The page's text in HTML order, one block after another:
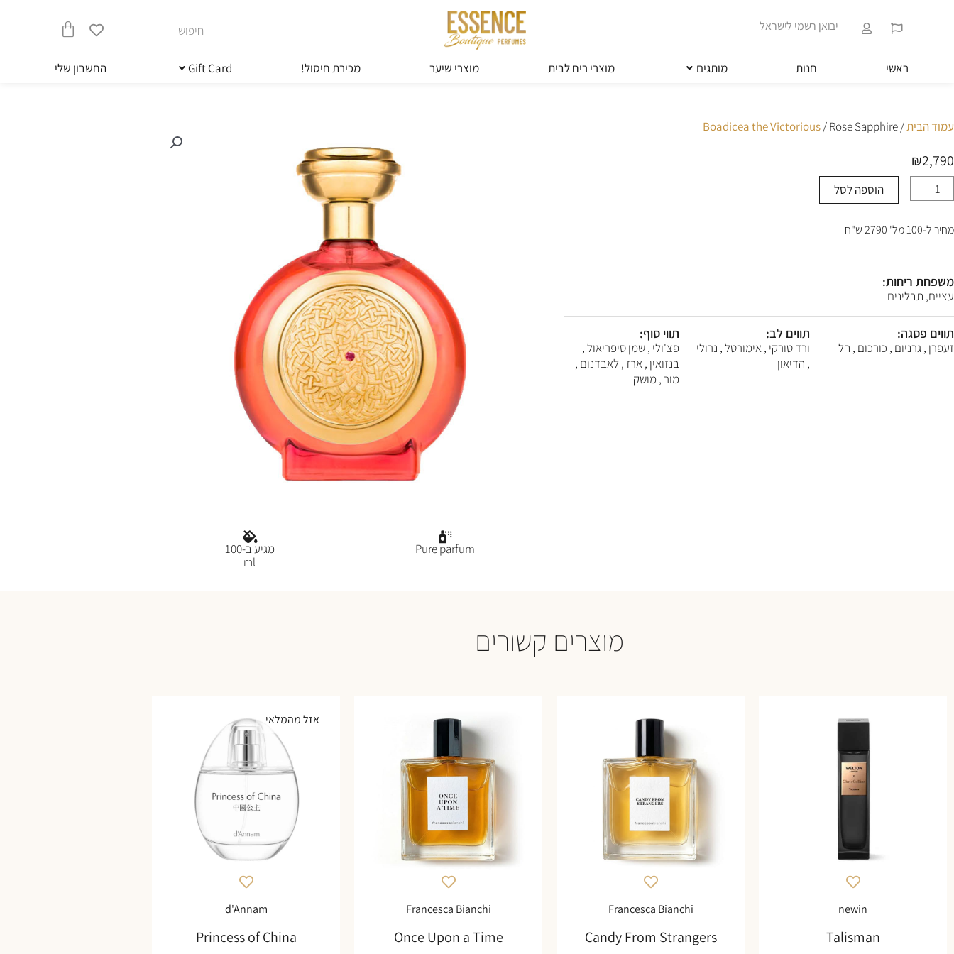
הַמְּסַיַּעַת
לִנְגִישׁוּת
לְחַץ
Control-
F11
לְהַתְאָמַת
לְעִוְורִים
בְּתוֹכְנַת
קוֹרֵא־מָסָךְ;
לְחַץ
Control-
F10
לִפְתִיחַת
תַּפְרִיט
יבואן רשמי לישראל חיפוש
עגלת
קניות
ראשי חנות מותגים מוצרי ריח לבית מוצרי שיער מכירת חיסול! Gift Card החשבון שלי
עמוד הבית/
Boadicea the Victorious/ Rose Sapphire
₪2,790
כמות
של
Sapphire
הוספה לסל
מחיר ל-100 מל' 2790 ש"ח
משפחת ריחות:
עציים, תבלינים
תווים פסגה:
זעפרן , גרניום , כורכום , הל
תווים לב:
ורד טורקי , אימורטל , נרולי
, הדיאון
תווי סוף:
פצ'ולי , שמן סיפריאול ,
בנזואין , ארז , לאבדנום ,
מור , מושק
Pure parfum מגיע ב-100
ml
מוצרים קשורים
newin
Talisman
Francesca Bianchi
Candy From Strangers
Francesca Bianchi
Once Upon a Time
אזל מהמלאי
d'Annam
Princess of China